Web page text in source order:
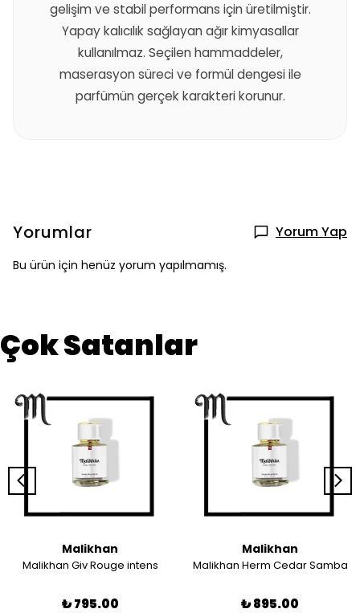
gelişim ve stabil performans için üretilmiştir.
Yapay kalıcılık sağlayan ağır kimyasallar
kullanılmaz. Seçilen hammaddeler,
maserasyon süreci ve formül dengesi ile
parfümün gerçek karakteri korunur.
Yorumlar Yorum Yap
Bu ürün için henüz yorum yapılmamış.
Çok Satanlar
Malikhan
Malikhan Giv Rouge intens
₺ 795.00
Malikhan
Malikhan Herm Cedar Samba
₺ 895.00